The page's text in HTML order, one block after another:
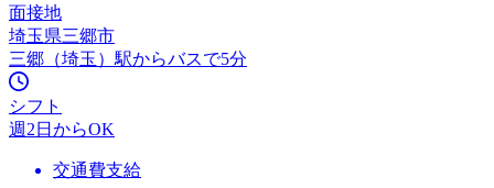
面接地
埼玉県三郷市
三郷（埼玉）駅からバスで5分
シフト
週2日からOK
交通費支給